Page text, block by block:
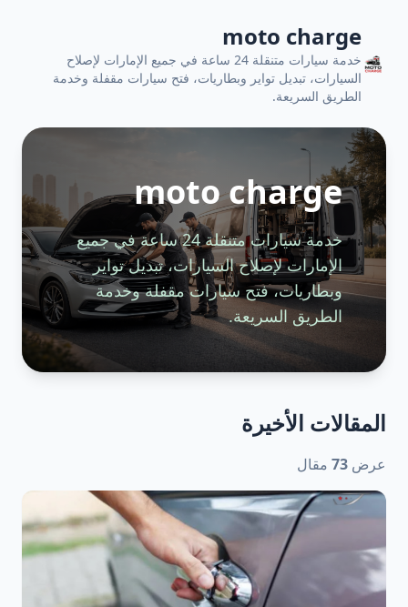
moto charge
خدمة سيارات متنقلة 24 ساعة في جميع الإمارات لإصلاح
السيارات، تبديل تواير وبطاريات، فتح سيارات مقفلة وخدمة
الطريق السريعة.
moto charge
خدمة سيارات متنقلة 24 ساعة في جميع
الإمارات لإصلاح السيارات، تبديل تواير
وبطاريات، فتح سيارات مقفلة وخدمة
الطريق السريعة.
المقالات الأخيرة
عرض 73 مقال